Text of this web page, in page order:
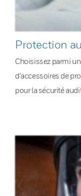
Protection
Choisissez parmi
d’accessoires de
pour la sécurité